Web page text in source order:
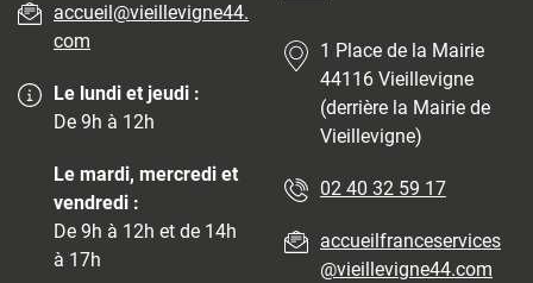
accueil@vieillevigne44.
com
Le lundi et jeudi :
De 9h à 12h
Le mardi, mercredi et
vendredi :
De 9h à 12h et de 14h
à 17h
1 Place de la Mairie
44116 Vieillevigne
(derrière la Mairie de
Vieillevigne)
02 40 32 59 17
accueilfranceservices
@vieillevigne44.com